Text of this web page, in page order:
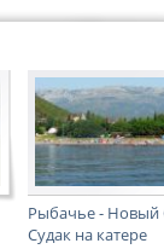
Рыбачье - Новый
Судак на катере